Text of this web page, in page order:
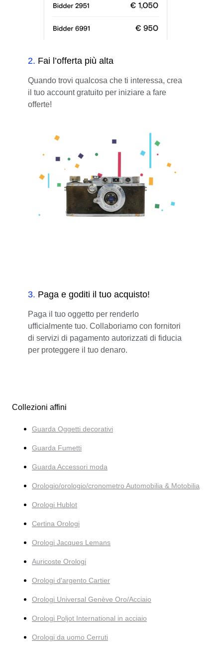
2. Fai l’offerta più alta
Quando trovi qualcosa che ti interessa, crea
il tuo account gratuito per iniziare a fare
offerte!
3. Paga e goditi il tuo acquisto!
Paga il tuo oggetto per renderlo
ufficialmente tuo. Collaboriamo con fornitori
di servizi di pagamento autorizzati di fiducia
per proteggere il tuo denaro.
Collezioni affini
Guarda Oggetti decorativi
Guarda Fumetti
Guarda Accessori moda
Orologio/orologio/cronometro Automobilia & Motobilia
Orologi Hublot
Certina Orologi
Orologi Jacques Lemans
Auricoste Orologi
Orologi d'argento Cartier
Orologi Universal Genève Oro/Acciaio
Orologi Poljot International in acciaio
Orologi da uomo Cerruti